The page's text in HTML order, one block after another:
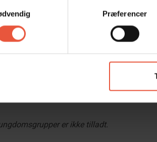
Præferencer
fra nærmeste indkøb og 1700 meter fra
og spisesteder. Beliggenheden gør
til stranden eller byens butiksliv i Blåvand.
er ikke tilladt.